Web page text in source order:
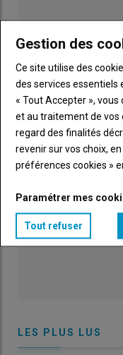
en
25
LES PLUS LUS
Gestion des
Ce site utilise des
des services essentiels
« Tout Accepter », vous
et au traitement de vos
regard des finalités
revenir sur vos choix,
préférences cookies »
Paramétrer mes
Tout refuser